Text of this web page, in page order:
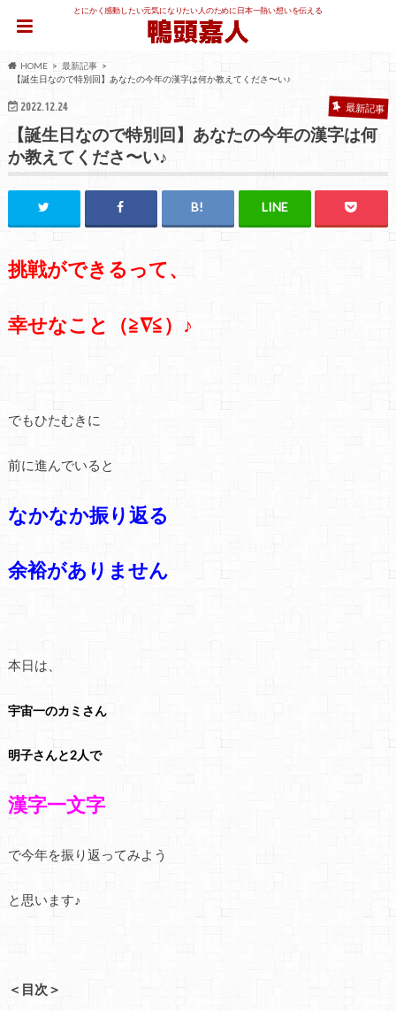
とにかく感動したい元気になりたい人のために日本一熱い想いを伝える
HOME
最新記事
【誕生日なので特別回】あなたの今年の漢字は何か教えてくださ〜い♪
2022.12.24 最新記事
【誕生日なので特別回】あなたの今年の漢字は何
か教えてくださ〜い♪
挑戦ができるって、
幸せなこと（≧∇≦）♪
でもひたむきに
前に進んでいると
なかなか振り返る
余裕がありません
本日は、
宇宙一のカミさん
明子さんと2人で
漢字一文字
で今年を振り返ってみよう
と思います♪
＜目次＞